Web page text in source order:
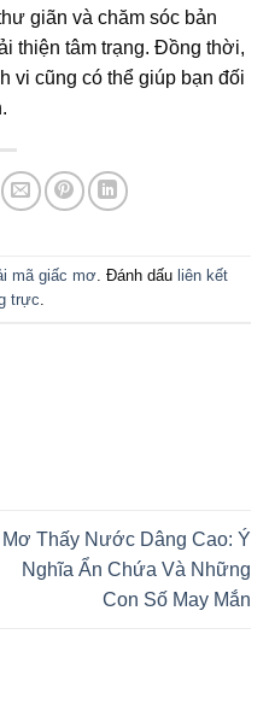
giãn và chăm sóc bản
thiện tâm trạng. Đồng thời,
vi cũng có thể giúp bạn đối
mã giấc mơ. Đánh dấu liên kết
trực.
Mơ Thấy Nước Dâng Cao: Ý
Nghĩa Ẩn Chứa Và Những
Con Số May Mắn